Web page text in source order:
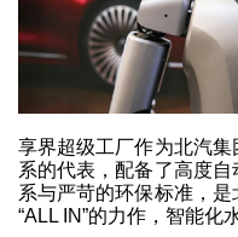
享界超级工厂作为北汽
系的代表，配备了高度
系与严苛的环保标准，
“ALL IN”的力作，智能化